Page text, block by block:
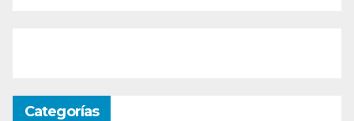
Categorías